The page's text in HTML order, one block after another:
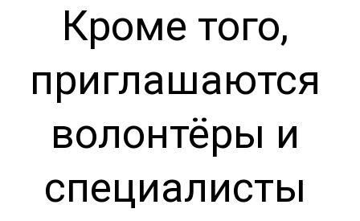
Кроме того,
приглашаются
волонтёры и
специалисты